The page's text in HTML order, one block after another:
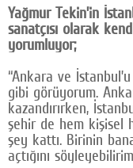
Yağmur Tekin’in
sanatçısı olarak
yorumluyor;
“Ankara ve
gibi görüyorum.
kazandırırken,
şehir de hem kişisel
şey kattı. Birinin
açtığını